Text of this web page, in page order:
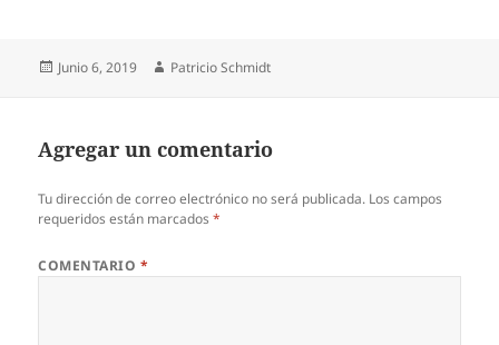
Publicado
Junio 6, 2019 Autor
Patricio Schmidt
Agregar un comentario
Tu dirección de correo electrónico no será publicada. Los campos
requeridos están marcados*
COMENTARIO *